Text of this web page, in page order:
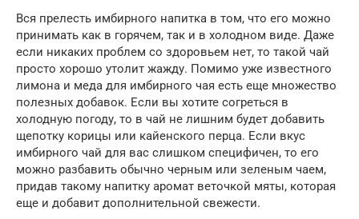
Вся прелесть имбирного напитка в том, что его можно
принимать как в горячем, так и в холодном виде. Даже
если никаких проблем со здоровьем нет, то такой чай
просто хорошо утолит жажду. Помимо уже известного
лимона и меда для имбирного чая есть еще множество
полезных добавок. Если вы хотите согреться в
холодную погоду, то в чай не лишним будет добавить
щепотку корицы или кайенского перца. Если вкус
имбирного чай для вас слишком специфичен, то его
можно разбавить обычно черным или зеленым чаем,
придав такому напитку аромат веточкой мяты, которая
еще и добавит дополнительной свежести.